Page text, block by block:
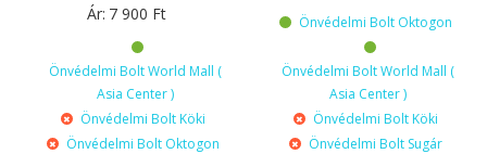
Ár: 7 900 Ft
Önvédelmi Bolt World Mall (
Asia Center )
Önvédelmi Bolt Köki
Önvédelmi Bolt Oktogon
Önvédelmi Bolt Oktogon
Önvédelmi Bolt World Mall (
Asia Center )
Önvédelmi Bolt Köki
Önvédelmi Bolt Sugár